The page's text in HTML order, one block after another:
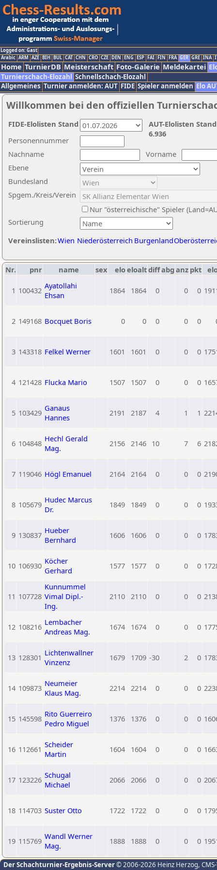
Logged on: Gast
Arabic ARM AZE BIH BUL CAT CHN CRO CZE DEN ENG ESP FAI FIN FRA GER GRE INA
Home TurnierDB Meisterschaft Foto-Galerie Meldekartei
Turnierschach-Elozahl Schnellschach-Elozahl
Allgemeines Turnier anmelden: AUT FIDE Spieler anmelden Elo
Willkommen bei den offiziellen
Nachname
Vorname
Ebene
Sortierung
Personennummer
Bundesland
Spgem./Kreis/Verein
Nur "österreichische" Spieler
Vereinslisten:Wien Niederösterreich Burgenland
AUT-Elolisten
6.936
FIDE-Elolisten Stand
Nr. pnr name sex eloeloaltdiffabg anz pkt
1 100432 Ayatollahi
Ehsan
1864 1864 0 0 0
2 149168 Bocquet Boris 0 0 0 0 0
3 143318 Felkel Werner 1601 1601 0 0 0
4 121428 Flucka Mario 1507 1507 0 0 0
5 103429 Ganaus
Hannes
2191 2187 4 1 1
6 104848 Hechl Gerald
Mag.
2156 2146 10 7 6
7 119046 Högl Emanuel 2164 2164 0 0 0
8 105679 Hudec Marcus
Dr.
1849 1849 0 0 0
9 130837 Hueber
Bernhard
1606 1606 0 0 0
10 106930 Köcher
Gerhard
1577 1577 0 0 0
11 107728
Kunnummel
Vimal Dipl.-
Ing.
2110 2110 0 0 0
12 108216 Lembacher
Andreas Mag.
1674 1674 0 0 0
13 128301 Lichtenwallner
Vinzenz
1679 1709 -30 2 0
14 109873 Neumeier
Klaus Mag.
2214 2214 0 0 0
15 145598 Rito Guerreiro
Pedro Miguel
1376 1376 0 0 0
16 112661 Scheider
Martin
1604 1604 0 0 0
17 123226 Schugal
Michael
2066 2066 0 0 0
18 114703 Suster Otto 1722 1722 0 0 0
19 115769 Wandl Werner
Mag.
1888 1888 0 0 0
Der Schachturnier-Ergebnis-Server© 2006-2026 Heinz Herzog,